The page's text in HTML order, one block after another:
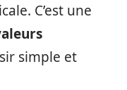
C’est une
simple et